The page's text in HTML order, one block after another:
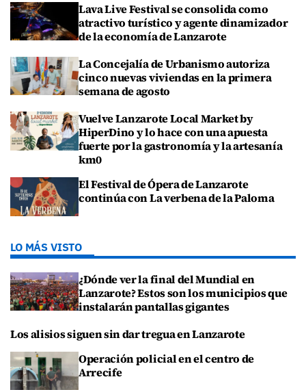
Lava Live Festival se consolida como
atractivo turístico y agente dinamizador
de la economía de Lanzarote
La Concejalía de Urbanismo autoriza
cinco nuevas viviendas en la primera
semana de agosto
Vuelve Lanzarote Local Market by
HiperDino y lo hace con una apuesta
fuerte por la gastronomía y la artesanía
km0
El Festival de Ópera de Lanzarote
continúa con La verbena de la Paloma
LO MÁS VISTO
¿Dónde ver la final del Mundial en
Lanzarote? Estos son los municipios que
instalarán pantallas gigantes
Los alisios siguen sin dar tregua en Lanzarote
Operación policial en el centro de
Arrecife